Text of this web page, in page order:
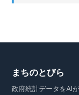
まちのとびら
政府統計データをAI